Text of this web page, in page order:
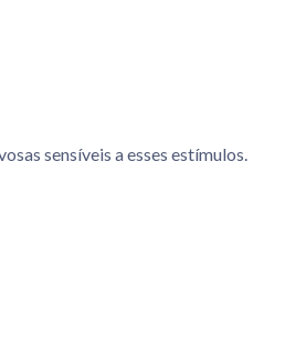
sensíveis a esses estímulos.